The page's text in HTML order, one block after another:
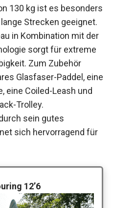
130 kg ist es besonders
Strecken geeignet.
in Kombination mit der
sorgt für extreme
Zum Zubehör
Glasfaser-Paddel, eine
eine Coiled-Leash und
Trolley.
sein gutes
sich hervorragend für
12’6